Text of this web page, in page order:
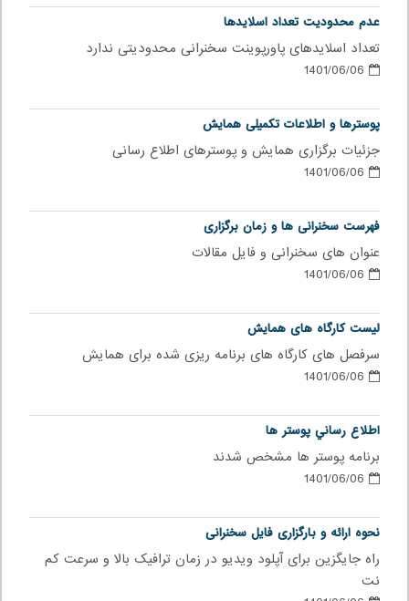
عدم محدودیت تعداد اسلایدها
تعداد اسلایدهای پاورپوینت سخنرانی محدودیتی ندارد
پوسترها و اطلاعات تکمیلی همایش
جزئیات برگزاری همایش و پوسترهای اطلاع رسانی
فهرست سخنرانی ها و زمان برگزاری
عنوان های سخنرانی و فایل مقالات
لیست کارگاه های همایش
سرفصل های کارگاه های برنامه ریزی شده برای همایش
اطلاع رساني پوستر ها
برنامه پوستر ها مشخص شدند
نحوه ارائه و بارگزاری فایل سخنرانی
راه جایگزین برای آپلود ویدیو در زمان ترافیک بالا و سرعت کم
نت